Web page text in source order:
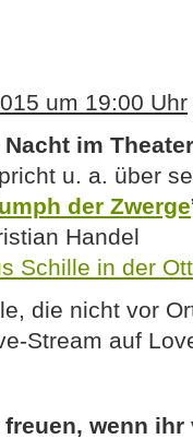
um 19:00 Uhr
Nacht im
u. a. über
der Zwerge
Handel
Schille in der
die nicht vor
Stream auf
wenn